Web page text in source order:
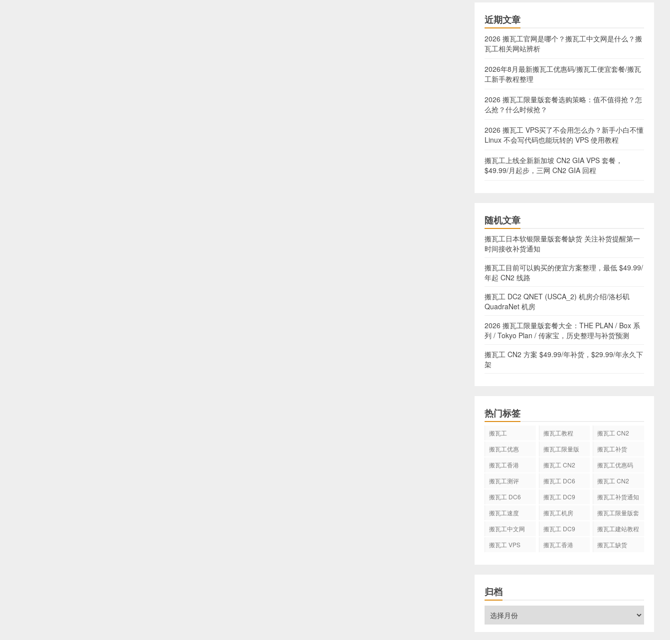
近期文章
2026 搬瓦工官网是哪个？搬瓦工中文网是什么？搬
瓦工相关网站辨析
2026年8月最新搬瓦工优惠码/搬瓦工便宜套餐/搬瓦
工新手教程整理
2026 搬瓦工限量版套餐选购策略：值不值得抢？怎
么抢？什么时候抢？
2026 搬瓦工 VPS买了不会用怎么办？新手小白不懂
Linux 不会写代码也能玩转的 VPS 使用教程
搬瓦工上线全新新加坡 CN2 GIA VPS 套餐，
$49.99/月起步，三网 CN2 GIA 回程
随机文章
搬瓦工日本软银限量版套餐缺货 关注补货提醒第一
时间接收补货通知
搬瓦工目前可以购买的便宜方案整理，最低 $49.99/
年起 CN2 线路
搬瓦工 DC2 QNET (USCA_2) 机房介绍/洛杉矶
QuadraNet 机房
2026 搬瓦工限量版套餐大全：THE PLAN / Box 系
列 / Tokyo Plan / 传家宝，历史整理与补货预测
搬瓦工 CN2 方案 $49.99/年补货，$29.99/年永久下
架
热门标签
搬瓦工 搬瓦工教程
搬瓦工 CN2
搬瓦工优惠 搬瓦工限量版
搬瓦工补货
搬瓦工香港
搬瓦工 CN2
搬瓦工优惠码
搬瓦工测评
搬瓦工 DC6
搬瓦工 CN2
搬瓦工 DC6
搬瓦工 DC9
搬瓦工补货通知
搬瓦工速度
搬瓦工机房
搬瓦工限量版套
搬瓦工中文网 搬瓦工 DC9
搬瓦工建站教程
搬瓦工 VPS
搬瓦工香港
搬瓦工缺货
归档